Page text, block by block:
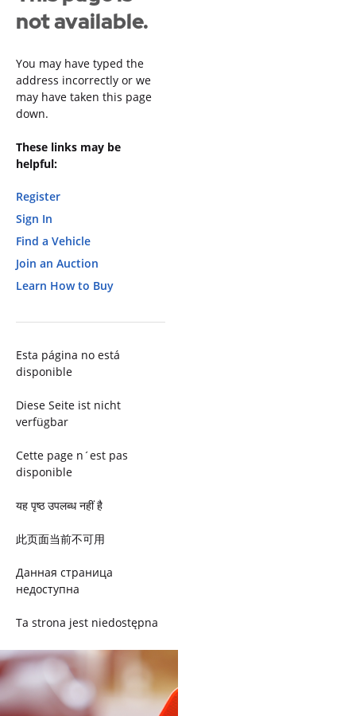
not available.
You may have typed the
address incorrectly or we
may have taken this page
down.
These links may be
helpful:
Register
Sign In
Find a Vehicle
Join an Auction
Learn How to Buy
Esta página no está
disponible
Diese Seite ist nicht
verfügbar
Cette page n´est pas
disponible
यह पृष्ठ उपलब्ध नहीं है
此页面当前不可用
Данная страница
недоступна
Ta strona jest niedostępna
Trang này không có
Esta página não está
disponível